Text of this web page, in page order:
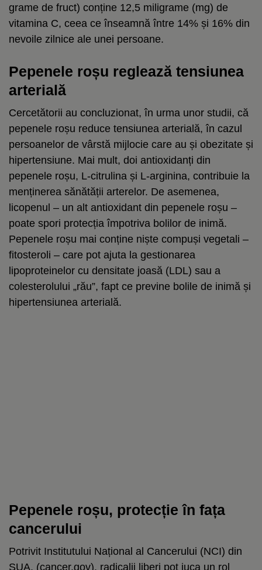
grame de fruct) conține 12,5 miligrame (mg) de
vitamina C, ceea ce înseamnă între 14% și 16% din
nevoile zilnice ale unei persoane.
Pepenele roșu reglează tensiunea
arterială
Cercetătorii au concluzionat, în urma unor studii, că
pepenele roșu reduce tensiunea arterială, în cazul
persoanelor de vârstă mijlocie care au și obezitate și
hipertensiune. Mai mult, doi antioxidanți din
pepenele roșu, L-citrulina și L-arginina, contribuie la
menținerea sănătății arterelor. De asemenea,
licopenul – un alt antioxidant din pepenele roșu –
poate spori protecția împotriva bolilor de inimă.
Pepenele roșu mai conține niște compuși vegetali –
fitosteroli – care pot ajuta la gestionarea
lipoproteinelor cu densitate joasă (LDL) sau a
colesterolului „rău”, fapt ce previne bolile de inimă și
hipertensiunea arterială.
Pepenele roșu, protecție în fața
cancerului
Potrivit Institutului Național al Cancerului (NCI) din
SUA, (cancer.gov), radicalii liberi pot juca un rol